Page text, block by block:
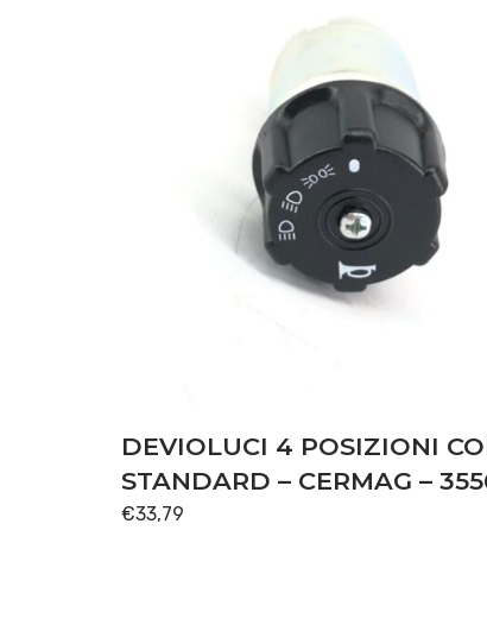
(1)
IMPIANTO ELETTRICO
IMPIANTO IDRAULICO(4)
(112)
Disponibile
DEVIOLUCI 4 POSIZIONI
STANDARD – CERMAG –
€33,79